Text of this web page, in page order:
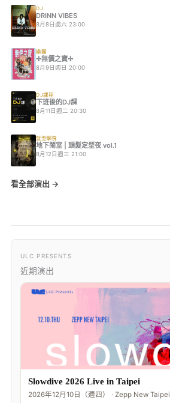
DJ
DRINN VIBES
8月8日週六 23:00
樂團
✢無價之寶✢
8月9日週日 20:00
DJ課程
下班後的DJ課
8月11日週二 20:30
髮型學院
地下鬧室 | 頭髮定型夜 vol.1
8月12日週三 21:00
看全部演出 →
ULC PRESENTS
近期演出
Slowdive 2026 Live in Taipei
2026年12月10日（週四） · Zepp New Taipei